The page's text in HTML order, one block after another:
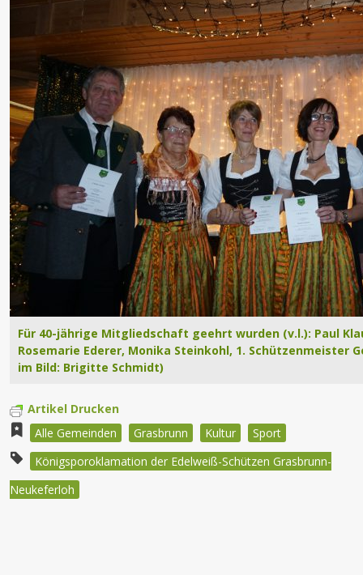
Für 40-jährige Mitgliedschaft geehrt wurden (v.l.): Paul
Rosemarie Ederer, Monika Steinkohl, 1. Schützenmeister
im Bild: Brigitte Schmidt)
Artikel Drucken
Alle Gemeinden
Grasbrunn Kultur
Sport
Königsporoklamation der Edelweiß-Schützen Grasbrunn-
Neukeferloh